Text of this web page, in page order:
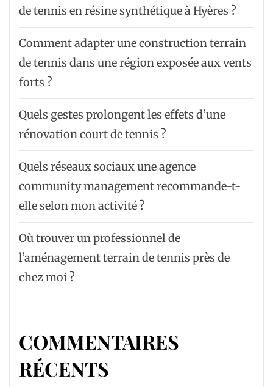
de tennis en résine synthétique à Hyères ?
Comment adapter une construction terrain
de tennis dans une région exposée aux vents
forts ?
Quels gestes prolongent les effets d’une
rénovation court de tennis ?
Quels réseaux sociaux une agence
community management recommande-t-
elle selon mon activité ?
Où trouver un professionnel de
l’aménagement terrain de tennis près de
chez moi ?
COMMENTAIRES
RÉCENTS